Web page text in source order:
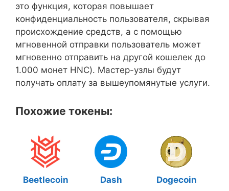
это функция, которая повышает
конфиденциальность пользователя, скрывая
происхождение средств, а с помощью
мгновенной отправки пользователь может
мгновенно отправить на другой кошелек до
1.000 монет HNC). Мастер-узлы будут
получать оплату за вышеупомянутые услуги.
Похожие токены:
Beetlecoin Dash Dogecoin